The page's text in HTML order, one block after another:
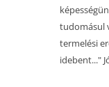
tudomásul
termelési
idebent..."